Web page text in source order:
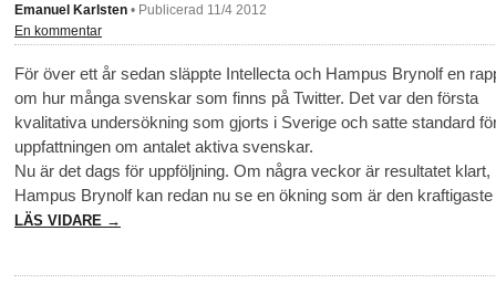
Emanuel Karlsten • Publicerad 11/4 2012
En kommentar
För över ett år sedan släppte Intellecta och Hampus Brynolf en
om hur många svenskar som finns på Twitter. Det var den första
kvalitativa undersökning som gjorts i Sverige och satte standard
uppfattningen om antalet aktiva svenskar.
Nu är det dags för uppföljning. Om några veckor är resultatet klart,
Hampus Brynolf kan redan nu se en ökning som är den kraftigaste
LÄS VIDARE →